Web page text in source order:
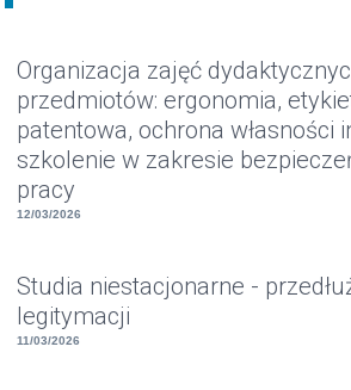
Organizacja zajęć
przedmiotów: ergonomia,
patentowa, ochrona własności
szkolenie w zakresie
pracy
12/03/2026
Studia niestacjonarne -
legitymacji
11/03/2026